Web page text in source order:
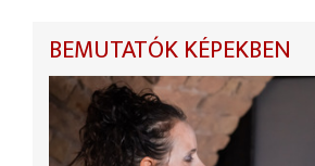
BEMUTATÓK KÉPEKBEN